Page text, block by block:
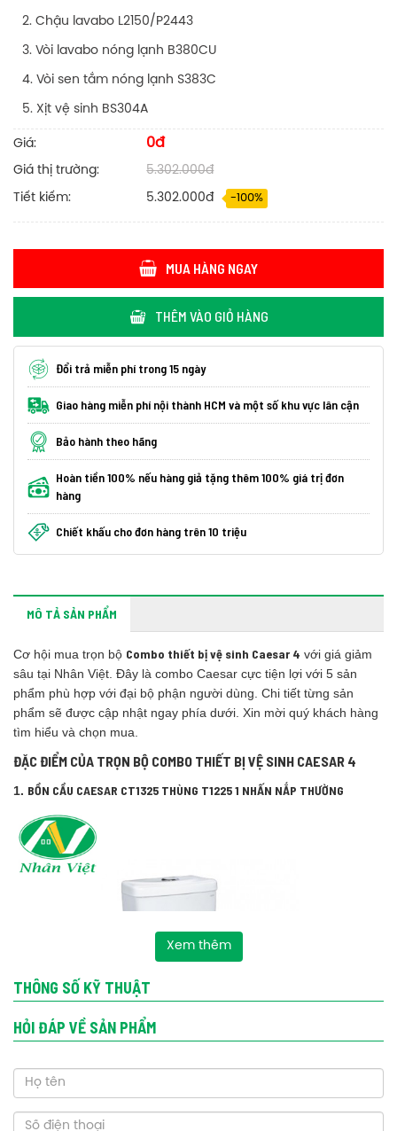
2. Chậu lavabo L2150/P2443
3. Vòi lavabo nóng lạnh B380CU
4. Vòi sen tắm nóng lạnh S383C
5. Xịt vệ sinh BS304A
Giá: 0đ
Giá thị trường: 5.302.000đ
Tiết kiếm: 5.302.000đ -100%
MUA HÀNG NGAY
THÊM VÀO GIỎ HÀNG
Đổi trả miễn phí trong 15 ngày
Giao hàng miễn phí nội thành HCM và một số khu vực lân cận
Bảo hành theo hãng
Hoàn tiền 100% nếu hàng giả tặng thêm 100% giá trị đơn
hàng
Chiết khấu cho đơn hàng trên 10 triệu
MÔ TẢ SẢN PHẨM
Cơ hội mua trọn bộ Combo thiết bị vệ sinh Caesar 4 với giá giảm
sâu tại Nhân Việt. Đây là combo Caesar cực tiện lợi với 5 sản
phẩm phù hợp với đại bộ phận người dùng. Chi tiết từng sản
phẩm sẽ được cập nhật ngay phía dưới. Xin mời quý khách hàng
tìm hiểu và chọn mua.
ĐẶC ĐIỂM CỦA TRỌN BỘ COMBO THIẾT BỊ VỆ SINH CAESAR 4
1. BỒN CẦU CAESAR CT1325 THÙNG T1225 1 NHẤN NẮP THƯỜNG
Xem thêm
THÔNG SỐ KỸ THUẬT
HỎI ĐÁP VỀ SẢN PHẨM